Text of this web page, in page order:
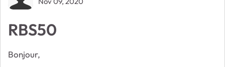
RBS50
Bonjour,